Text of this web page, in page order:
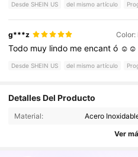
Desde SHEIN US del mismo artículo
g***z Color:
Todo muy lindo meencantó
Desde SHEIN US del mismo artículo
Detalles Del Producto
Material: Acero
Ver
4.77 396K Seguidores
396K Seguidores